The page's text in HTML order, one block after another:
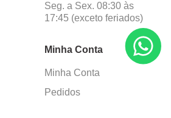
Seg. a Sex. 08:30 às
17:45 (exceto feriados)
Minha Conta
Minha Conta
Pedidos